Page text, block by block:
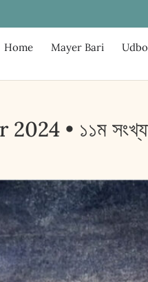
Home Mayer Bari
• ১১ম